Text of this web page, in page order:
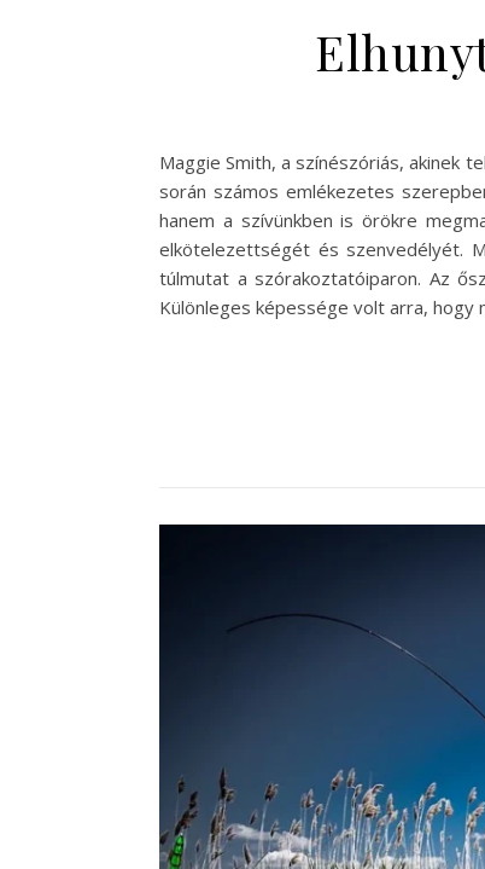
Maggie Smith, a színészóriás, akinek
során számos emlékezetes
hanem a szívünkben is örökre
elkötelezettségét és szenvedélyét.
túlmutat a szórakoztatóiparon. Az
Különleges képessége volt arra,